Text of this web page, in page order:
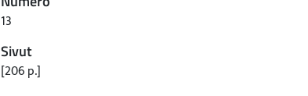
13
Sivut
[206 p.]